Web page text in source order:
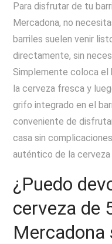
Para disfrutar de tu
Mercadona, no
barriles suelen venir
directamente, sin
Simplemente coloca el
la cerveza fresca y
grifo integrado en el
conveniente de
casa sin
auténtico de la
¿Puedo
cerveza de
Mercadona